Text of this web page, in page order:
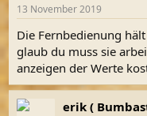
13 November 2019
Die Fernbedienung
glaub du muss sie
anzeigen der Werte
erik (